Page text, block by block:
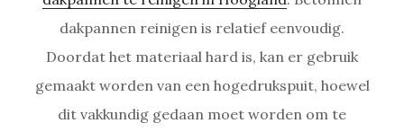
dakpannen reinigen is relatief eenvoudig.
Doordat het materiaal hard is, kan er gebruik
gemaakt worden van een hogedrukspuit, hoewel
dit vakkundig gedaan moet worden om te